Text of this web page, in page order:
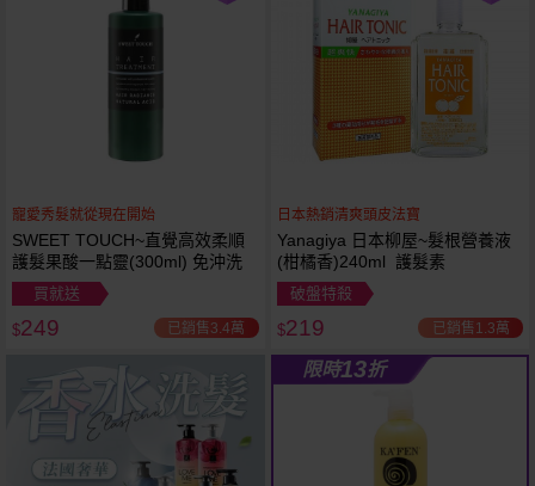
寵愛秀髮就從現在開始
SWEET TOUCH~直覺高效柔順
護髮果酸一點靈(300ml) 免沖洗
買就送
$249 已銷售3.4萬
日本熱銷清爽頭皮法寶
Yanagiya 日本柳屋~髮根營養液
(柑橘香)240ml 護髮素
破盤特殺
$219 已銷售1.3萬
限時13折